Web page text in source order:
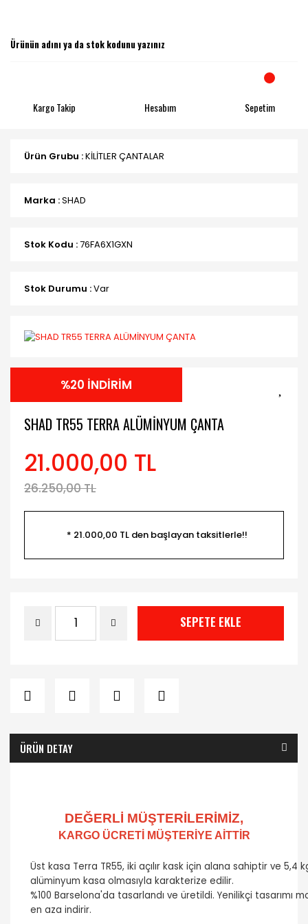
Kargo Takip Hesabım Sepetim
Ürün Grubu :KİLİTLER ÇANTALAR
Marka :SHAD
Stok Kodu :76FA6X1GXN
Stok Durumu :Var
%20 İNDİRİM
SHAD TR55 TERRA ALÜMİNYUM ÇANTA
21.000,00 TL
26.250,00 TL
* 21.000,00 TL den başlayan taksitlerle!!
SEPETE EKLE
ÜRÜN DETAY
DEĞERLİ MÜŞTERİLERİMİZ,
KARGO ÜCRETİ MÜŞTERİYE AİTTİR
Üst kasa Terra TR55, iki açılır kask için alana sahiptir ve5,4
alüminyum kasa olmasıyla karakterize edilir.
%100 Barselona'da tasarlandı ve üretildi. Yenilikçi tasarımı
en aza indirir.